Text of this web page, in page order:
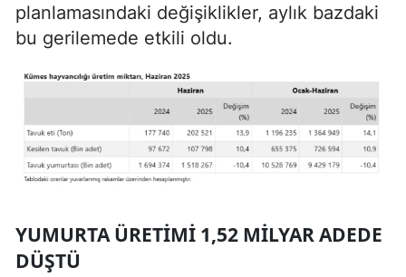
planlamasındaki değişiklikler, aylık bazdaki
bu gerilemede etkili oldu.
YUMURTA ÜRETIMI 1,52 MILYAR ADEDE
DÜŞTÜ